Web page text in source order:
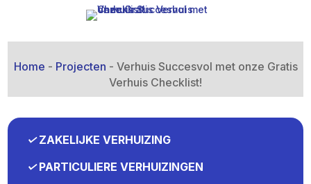
Home - Projecten - Verhuis Succesvol met onze Gratis
Verhuis Checklist!
✓ZAKELIJKE VERHUIZING
✓PARTICULIERE VERHUIZINGEN